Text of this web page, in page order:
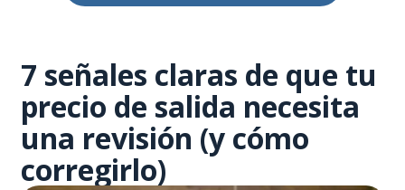
7 señales claras de que tu
precio de salida necesita
una revisión (y cómo
corregirlo)